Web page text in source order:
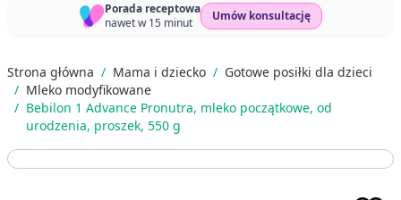
Porada receptowa
nawet w 15 minut
Umów konsultację
Strona główna / Mama i dziecko / Gotowe posiłki dla dzieci
/ Mleko modyfikowane
/ Bebilon 1 Advance Pronutra, mleko początkowe, od
urodzenia, proszek, 550 g